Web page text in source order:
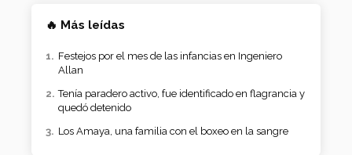
🔥 Más leídas
Festejos por el mes de las infancias en Ingeniero
Allan
Tenía paradero activo, fue identificado en flagrancia y
quedó detenido
Los Amaya, una familia con el boxeo en la sangre